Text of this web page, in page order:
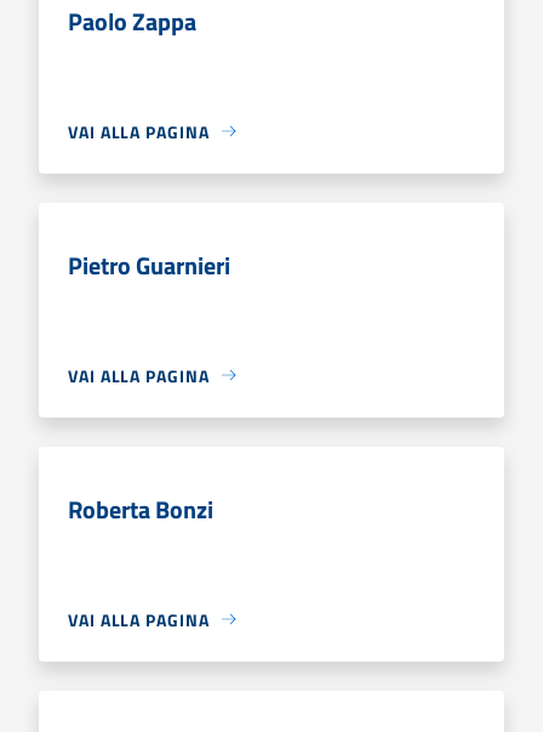
Paolo Zappa
VAI ALLA PAGINA
Pietro Guarnieri
VAI ALLA PAGINA
Roberta Bonzi
VAI ALLA PAGINA